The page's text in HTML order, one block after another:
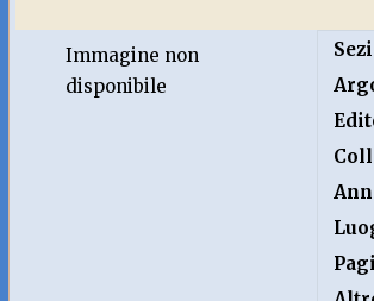
Immagine non
disponibile